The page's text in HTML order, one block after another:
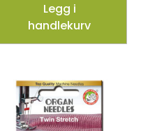
Legg i
handlekurv